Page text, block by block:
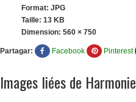
Format: JPG
Taille: 13 KB
Dimension: 560 × 750
Partagar: Facebook Pinterest
Images liées de Harmonie